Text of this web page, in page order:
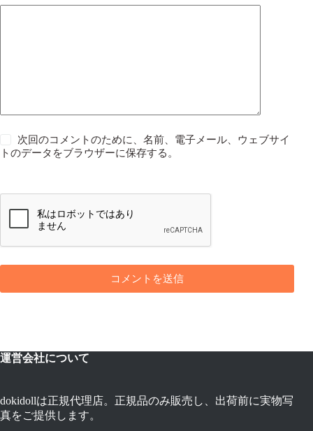
次回のコメントのために、名前、電子メール、ウェブサイ
トのデータをブラウザーに保存する。
コメントを送信
運営会社について
dokidollは正規代理店。正規品のみ販売し、出荷前に実物写
真をご提供します。